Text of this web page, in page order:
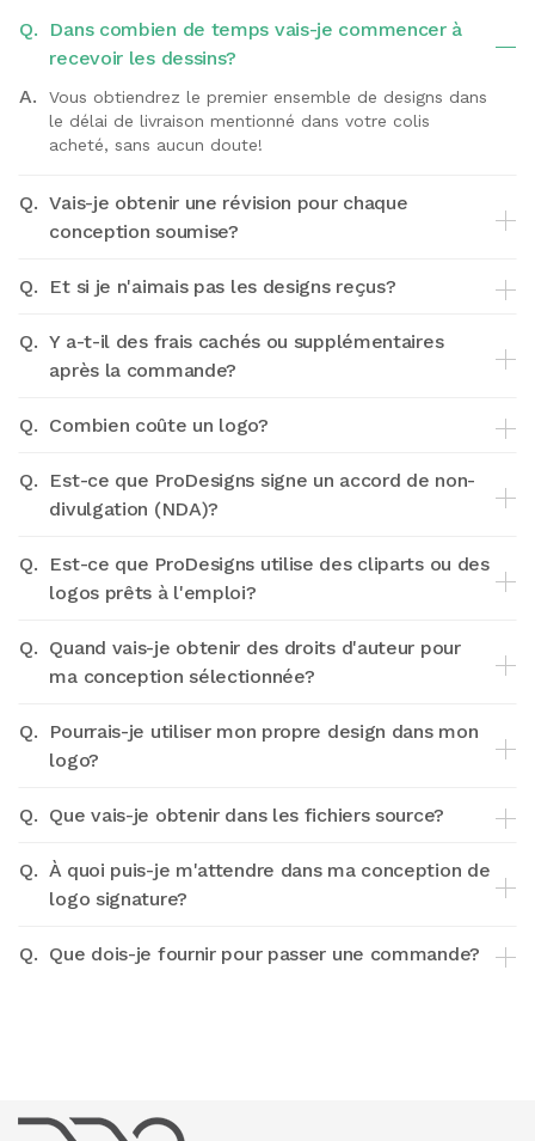
Q.
Dans combien de temps vais-je commencer à
recevoir les dessins?
A.
Vous obtiendrez le premier ensemble de designs dans
le délai de livraison mentionné dans votre colis
acheté, sans aucun doute!
Q. Vais-je obtenir une révision pour chaque
conception soumise?
Q. Et si je n'aimais pas les designs reçus?
Q. Y a-t-il des frais cachés ou supplémentaires
après la commande?
Q. Combien coûte un logo?
Q.
Est-ce que ProDesigns signe un accord de non-
divulgation (NDA)?
Q.
Est-ce que ProDesigns utilise des cliparts ou des
logos prêts à l'emploi?
Q. Quand vais-je obtenir des droits d'auteur pour
ma conception sélectionnée?
Q.
Pourrais-je utiliser mon propre design dans mon
logo?
Q. Que vais-je obtenir dans les fichiers source?
Q. À quoi puis-je m'attendre dans ma conception de
logo signature?
Q. Que dois-je fournir pour passer une commande?